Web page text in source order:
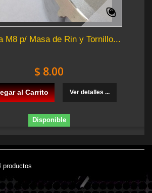
M8 p/ Masa de Rin y Tornillo...
$ 8.00
al Carrito Ver detalles ...
Disponible
productos